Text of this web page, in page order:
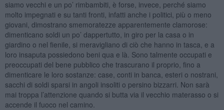
siamo vecchi e un po’ rimbambiti, è forse, invece, perché siamo
molto impegnati e su tanti fronti, infatti anche i politici, più o meno
giovani, dimostrano smemoratezze apparentemente clamorose:
dimenticano soldi un po’ dappertutto, in giro per la casa o in
giardino o nel fienile, si meravigliano di ciò che hanno in tasca, e a
loro insaputa possiedono beni qua e là. Sono talmente occupati e
preoccupati del bene pubblico che trascurano il proprio, fino a
dimenticare le loro sostanze: case, conti in banca, esteri o nostrani,
sacchi di soldi sparsi in angoli insoliti o persino bizzarri. Non sarà
mai troppa l’attenzione quando si butta via il vecchio materasso o si
accende il fuoco nel camino.